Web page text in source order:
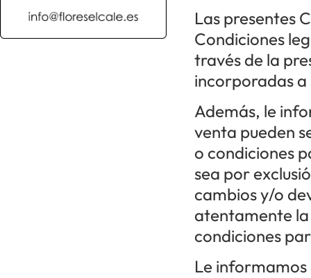
Las presentes
Condiciones
través de la
incorporadas
Además, le
venta pueden
o condiciones
sea por
cambios y/o
atentamente
condiciones
Le informamos